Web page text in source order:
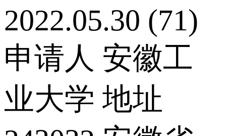
2022.05.30 (71)
申请人 安徽工
业大学 地址